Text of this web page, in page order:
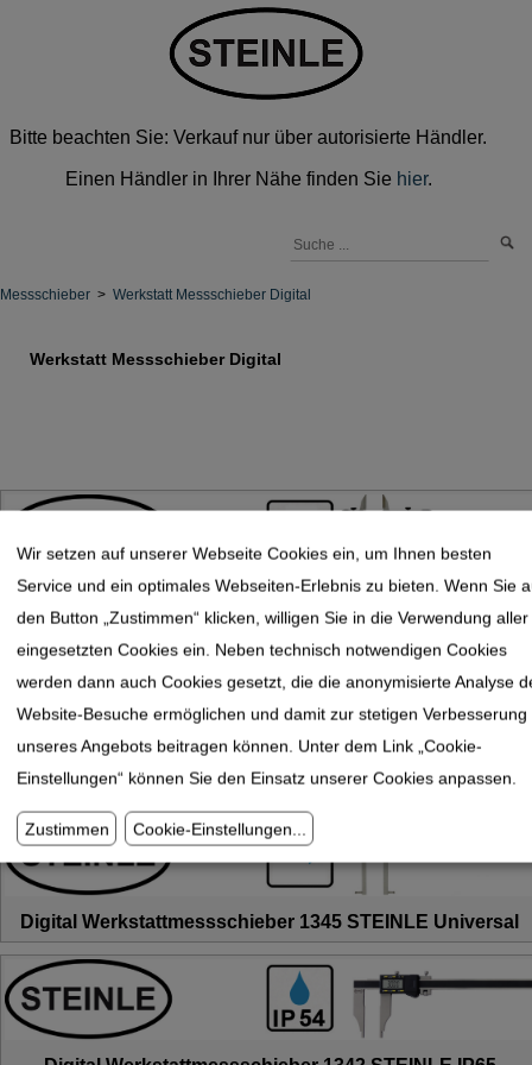
Bitte beachten Sie: Verkauf nur über autorisierte Händler.
Einen Händler in Ihrer Nähe finden Sie hier.
Messschieber > Werkstatt Messschieber Digital
Werkstatt Messschieber Digital
Digital Werkstattmessschieber 1345 STEINLE
Leichtbauweise
Digital Werkstattmessschieber 1343 STEINLE IP65
Digital Werkstattmessschieber 1345 STEINLE Universal
Wir setzen auf unserer Webseite Cookies ein, um Ihnen besten
Service und ein optimales Webseiten-Erlebnis zu bieten. Wenn Sie
den Button „Zustimmen“ klicken, willigen Sie in die Verwendung aller
eingesetzten Cookies ein. Neben technisch notwendigen Cookies
werden dann auch Cookies gesetzt, die die anonymisierte Analyse
Website-Besuche ermöglichen und damit zur stetigen Verbesserung
unseres Angebots beitragen können. Unter dem Link „Cookie-
Einstellungen“ können Sie den Einsatz unserer Cookies anpassen.
Zustimmen Cookie-Einstellungen...